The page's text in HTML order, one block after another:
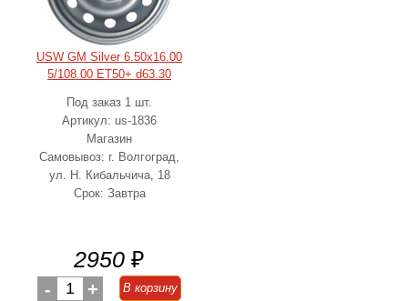
USW GM Silver 6.50x16.00
5/108.00 ET50+ d63.30
Под заказ 1 шт.
Артикул: us-1836
Магазин
Самовывоз: г. Волгоград,
ул. Н. Кибальчича, 18
Срок: Завтра
2950 ₽
- 1 + В корзину